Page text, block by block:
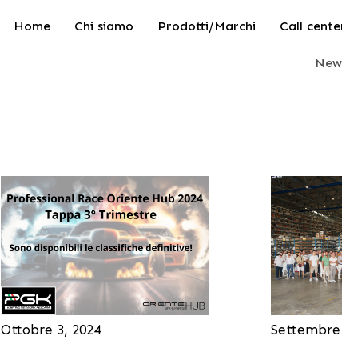
Home Chi siamo Prodotti/Marchi Call
Ottobre 3, 2024 Settembre